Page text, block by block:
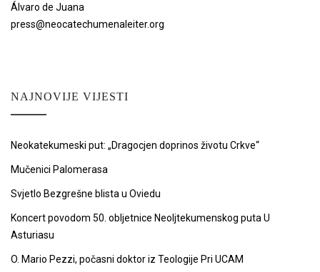
Álvaro de Juana
press@neocatechumenaleiter.org
NAJNOVIJE VIJESTI
Neokatekumeski put: „Dragocjen doprinos životu Crkve“
Mučenici Palomerasa
Svjetlo Bezgrešne blista u Oviedu
Koncert povodom 50. obljetnice Neoljtekumenskog puta U
Asturiasu
O. Mario Pezzi, počasni doktor iz Teologije Pri UCAM